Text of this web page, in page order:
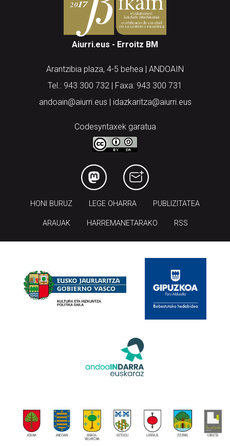
Aiurri.eus - Erroitz BM
Arantzibia plaza, 4-5 behea | ANDOAIN
Tel.: 943 300 732 | Faxa: 943 300 731
andoain@aiurri.eus | idazkaritza@aiurri.eus
Codesyntaxek garatua
HONI BURUZ LEGE OHARRA PUBLIZITATEA
ARAUAK HARREMANETARAKO RSS